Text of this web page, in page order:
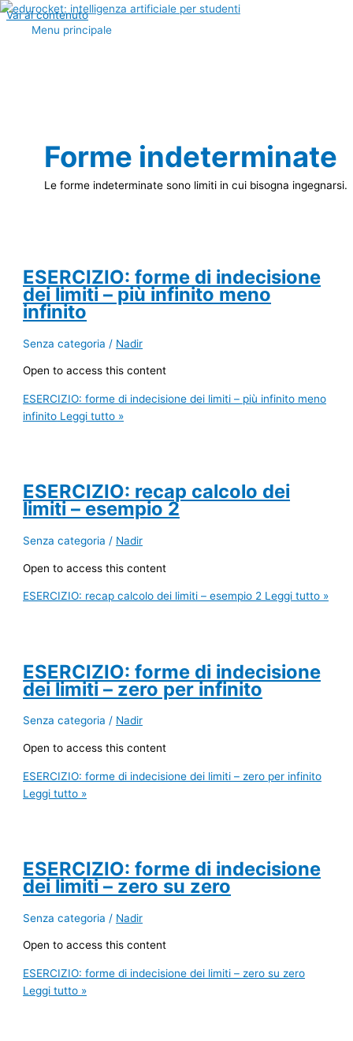
Vai al contenuto
Menu principale
Forme indeterminate
Le forme indeterminate sono limiti in cui bisogna ingegnarsi.
ESERCIZIO: forme di indecisione
dei limiti – più infinito meno
infinito
Senza categoria / Nadir
Open to access this content
ESERCIZIO: forme di indecisione dei limiti – più infinito meno
infinito Leggi tutto »
ESERCIZIO: recap calcolo dei
limiti – esempio 2
Senza categoria / Nadir
Open to access this content
ESERCIZIO: recap calcolo dei limiti – esempio 2 Leggi tutto »
ESERCIZIO: forme di indecisione
dei limiti – zero per infinito
Senza categoria / Nadir
Open to access this content
ESERCIZIO: forme di indecisione dei limiti – zero per infinito
Leggi tutto »
ESERCIZIO: forme di indecisione
dei limiti – zero su zero
Senza categoria / Nadir
Open to access this content
ESERCIZIO: forme di indecisione dei limiti – zero su zero
Leggi tutto »